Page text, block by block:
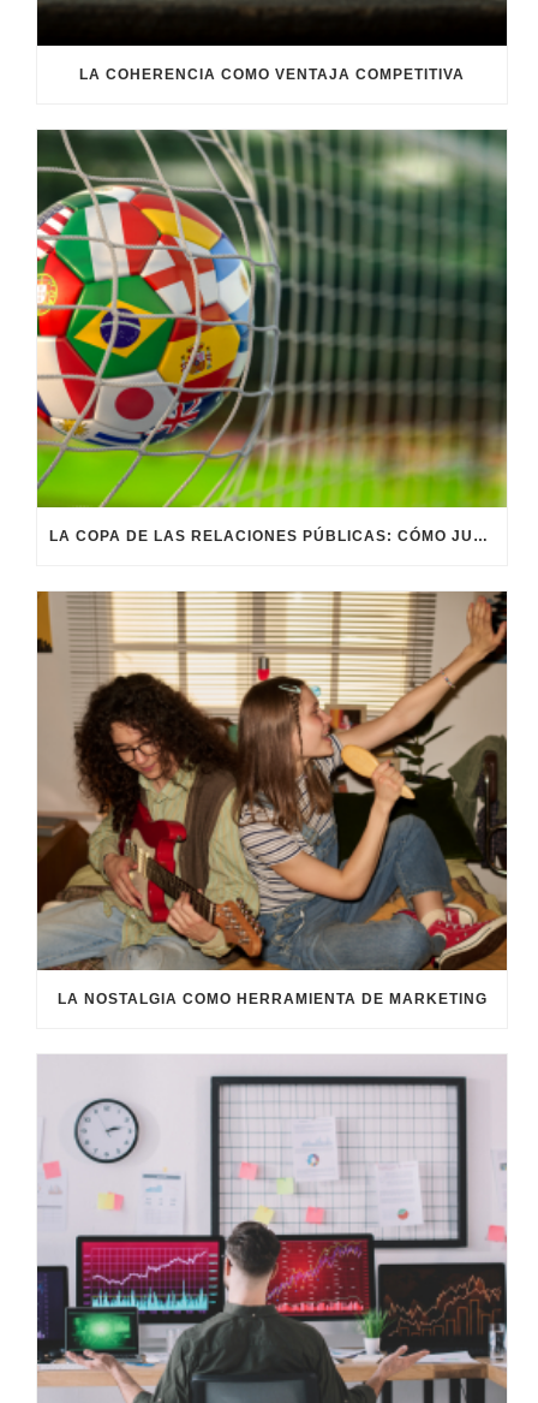
LA COHERENCIA COMO VENTAJA COMPETITIVA
LA COPA DE LAS RELACIONES PÚBLICAS: CÓMO JUGAR EL PARTIDO DE LA REPUTACIÓN
LA NOSTALGIA COMO HERRAMIENTA DE MARKETING